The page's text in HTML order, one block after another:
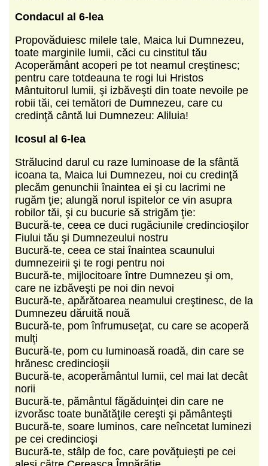
Condacul al 6-lea
Propovăduiesc milele tale, Maica lui Dumnezeu,
toate marginile lumii, căci cu cinstitul tău
Acoperământ acoperi pe tot neamul creştinesc;
pentru care totdeauna te rogi lui Hristos
Mântuitorul lumii, şi izbăveşti din toate nevoile pe
robii tăi, cei temători de Dumnezeu, care cu
credinţă cântă lui Dumnezeu: Aliluia!
Icosul al 6-lea
Strălucind darul cu raze luminoase de la sfântă
icoana ta, Maica lui Dumnezeu, noi cu credinţă
plecăm genunchii înaintea ei şi cu lacrimi ne
rugăm ţie; alungă norul ispitelor ce vin asupra
robilor tăi, şi cu bucurie să strigăm ţie:
Bucură-te, ceea ce duci rugăciunile credincioşilor
Fiului tău şi Dumnezeului nostru
Bucură-te, ceea ce stai înaintea scaunului
dumnezeirii şi te rogi pentru noi
Bucură-te, mijlocitoare între Dumnezeu şi om,
care ne izbăveşti pe noi din nevoi
Bucură-te, apărătoarea neamului creştinesc, de la
Dumnezeu dăruită nouă
Bucură-te, pom înfrumuseţat, cu care se acoperă
mulţi
Bucură-te, pom cu luminoasă roadă, din care se
hrănesc credincioşii
Bucură-te, acoperământul lumii, cel mai lat decât
norii
Bucură-te, pământul făgăduinţei din care ne
izvorăsc toate bunătăţile cereşti şi pământeşti
Bucură-te, soare luminos, care neîncetat luminezi
pe cei credincioşi
Bucură-te, stâlp de foc, care povăţuieşti pe cei